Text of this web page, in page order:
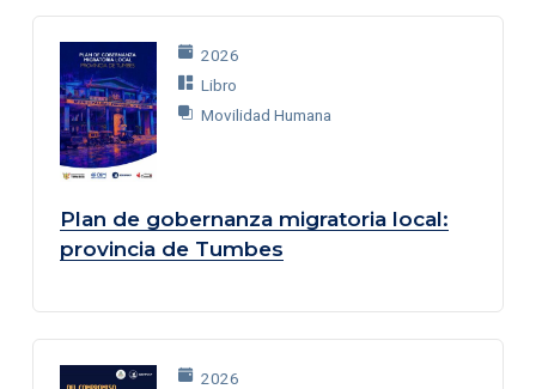
2026
Libro
Movilidad Humana
Plan de gobernanza migratoria local:
provincia de Tumbes
2026